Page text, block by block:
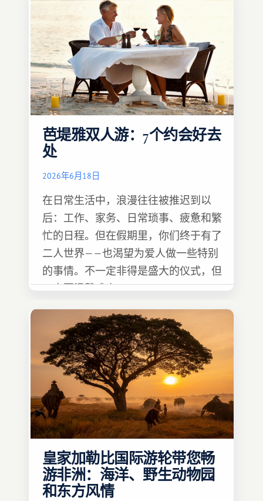
芭堤雅双人游：7个约会好去
处
2026年6月18日
在日常生活中，浪漫往往被推迟到以
后：工作、家务、日常琐事、疲惫和繁
忙的日程。但在假期里，你们终于有了
二人世界——也渴望为爱人做一些特别
的事情。不一定非得是盛大的仪式，但
一定要温馨难忘 :)
皇家加勒比国际游轮带您畅
游非洲：海洋、野生动物园
和东方风情